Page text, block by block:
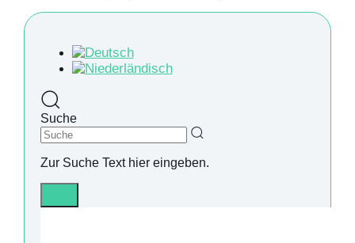
Suche
Zur Suche Text hier eingeben.